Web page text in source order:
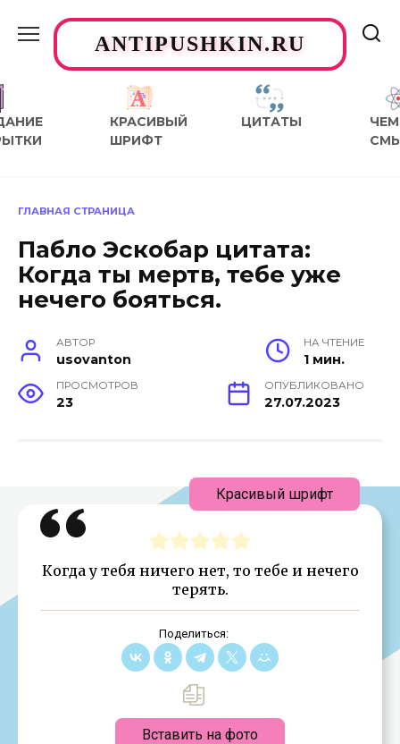
содержаниюANTIPUSHKIN.RU
КРАСИВЫЙ
ШРИФТ
ЦИТАТЫ
ЧЕМ
ГЛАВНАЯ СТРАНИЦА
Пабло Эскобар цитата:
Когда ты мертв, тебе уже
нечего бояться.
АВТОР
usovanton
НА ЧТЕНИЕ
1 мин.
ПРОСМОТРОВ
23
ОПУБЛИКОВАНО
27.07.2023
Когда у тебя ничего нет, то тебе и нечего
терять.
Поделиться:
Вставить на фото
Красивый шрифт